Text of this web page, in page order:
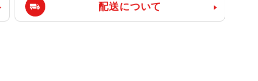
配送について